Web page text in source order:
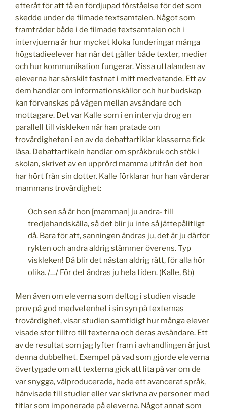
efteråt för att få en fördjupad förståelse för det som
skedde under de filmade textsamtalen. Något som
framträder både i de filmade textsamtalen och i
intervjuerna är hur mycket kloka funderingar många
högstadieelever har när det gäller både texter, medier
och hur kommunikation fungerar. Vissa uttalanden av
eleverna har särskilt fastnat i mitt medvetande. Ett av
dem handlar om informationskällor och hur budskap
kan förvanskas på vägen mellan avsändare och
mottagare. Det var Kalle som i en intervju drog en
parallell till viskleken när han pratade om
trovärdigheten i en av de debattartiklar klasserna fick
läsa. Debattartikeln handlar om språkbruk och stök i
skolan, skrivet av en upprörd mamma utifrån det hon
har hört från sin dotter. Kalle förklarar hur han värderar
mammans trovärdighet:
Och sen så är hon [mamman] ju andra- till
tredjehandskälla, så det blir ju inte så jättepålitligt
då. Bara för att, sanningen ändras ju, det är ju därför
rykten och andra aldrig stämmer överens. Typ
viskleken! Då blir det nästan aldrig rätt, för alla hör
olika. /…/ För det ändras ju hela tiden. (Kalle, 8b)
Men även om eleverna som deltog i studien visade
prov på god medvetenhet i sin syn på texternas
trovärdighet, visar studien samtidigt hur många elever
visade stor tilltro till texterna och deras avsändare. Ett
av de resultat som jag lyfter fram i avhandlingen är just
denna dubbelhet. Exempel på vad som gjorde eleverna
övertygade om att texterna gick att lita på var om de
var snygga, välproducerade, hade ett avancerat språk,
hänvisade till studier eller var skrivna av personer med
titlar som imponerade på eleverna. Något annat som